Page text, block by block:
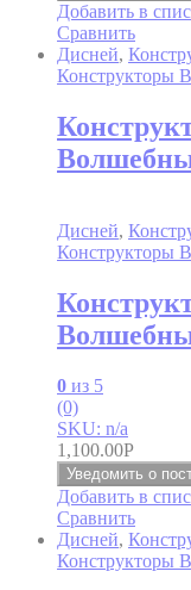
Добавить в
Сравнить
Дисней,
Конструкторы
Дисней,
Конструкторы
0 из 5
(0)
SKU: n/a
1,100.00Р
Уведомить о
Добавить в
Сравнить
Дисней,
Конструкторы